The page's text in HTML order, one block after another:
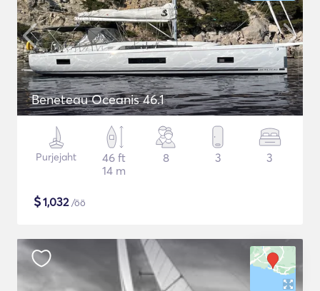
Beneteau Oceanis 46.1
Purjejaht
46 ft
14 m
8 3 3
$1,032/öö